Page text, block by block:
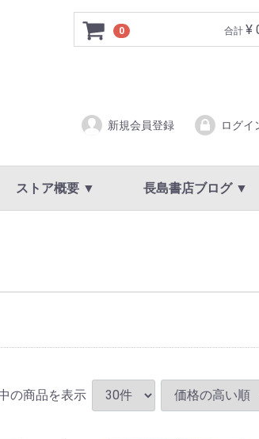
0 合計 ¥
新規会員登録 ログイ
ストア概要 ▼ 長島書店ブログ ▼
の商品を表示